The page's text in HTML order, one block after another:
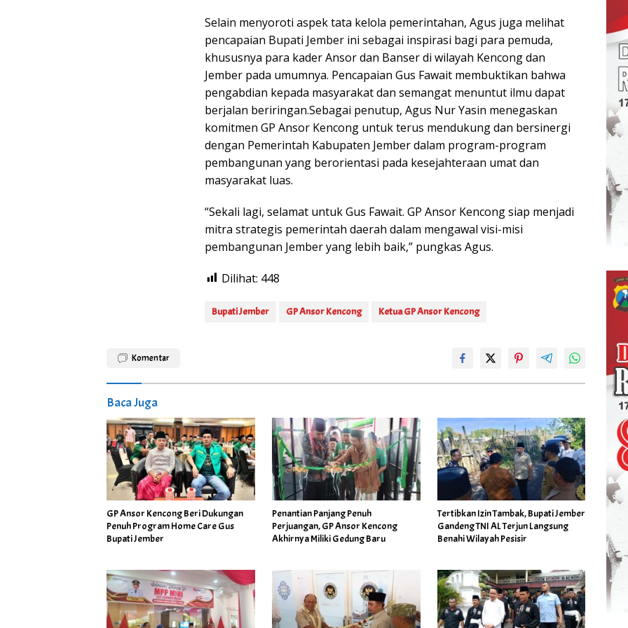
Selain menyoroti aspek tata kelola pemerintahan, Agus juga melihat
pencapaian Bupati Jember ini sebagai inspirasi bagi para pemuda,
khususnya para kader Ansor dan Banser di wilayah Kencong dan
Jember pada umumnya. Pencapaian Gus Fawait membuktikan bahwa
pengabdian kepada masyarakat dan semangat menuntut ilmu dapat
berjalan beriringan.Sebagai penutup, Agus Nur Yasin menegaskan
komitmen GP Ansor Kencong untuk terus mendukung dan bersinergi
dengan Pemerintah Kabupaten Jember dalam program-program
pembangunan yang berorientasi pada kesejahteraan umat dan
masyarakat luas.
“Sekali lagi, selamat untuk Gus Fawait. GP Ansor Kencong siap menjadi
mitra strategis pemerintah daerah dalam mengawal visi-misi
pembangunan Jember yang lebih baik,” pungkas Agus.
Dilihat: 448
Bupati Jember GP Ansor Kencong Ketua GP Ansor Kencong
Komentar
Baca Juga
GP Ansor Kencong Beri Dukungan
Penuh Program Home Care Gus
Bupati Jember
Penantian Panjang Penuh
Perjuangan, GP Ansor Kencong
Akhirnya Miliki Gedung Baru
Tertibkan Izin Tambak, Bupati Jember
Gandeng TNI AL Terjun Langsung
Benahi Wilayah Pesisir